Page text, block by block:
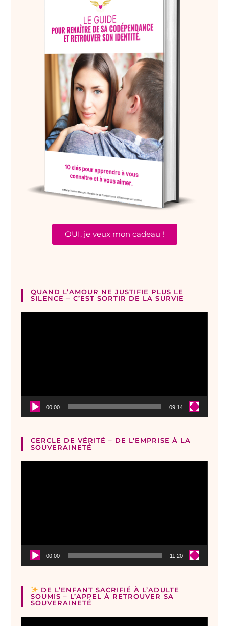
OUI, je veux mon cadeau !
QUAND L’AMOUR NE JUSTIFIE PLUS LE
SILENCE – C’EST SORTIR DE LA SURVIE
00:00 09:14
CERCLE DE VÉRITÉ – DE L’EMPRISE À LA
SOUVERAINETÉ
00:00 11:20
DE L’ENFANT SACRIFIÉ À L’ADULTE
SOUMIS – L’APPEL À RETROUVER SA
SOUVERAINETÉ